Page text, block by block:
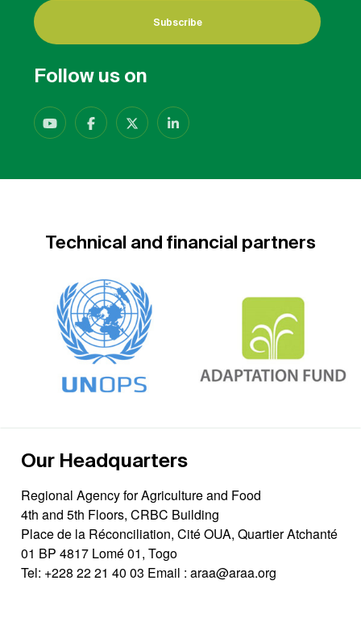
Subscribe
Follow us on
Technical and financial partners
Our Headquarters
Regional Agency for Agriculture and Food
4th and 5th Floors, CRBC Building
Place de la Réconciliation, Cité OUA, Quartier Atchanté
01 BP 4817 Lomé 01, Togo
Tel: +228 22 21 40 03 Email : araa@araa.org